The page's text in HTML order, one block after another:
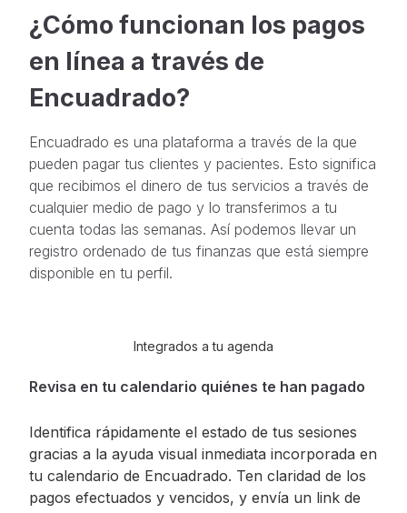
¿Cómo funcionan los pagos
en línea a través de
Encuadrado?
Encuadrado es una plataforma a través de la que
pueden pagar tus clientes y pacientes. Esto significa
que recibimos el dinero de tus servicios a través de
cualquier medio de pago y lo transferimos a tu
cuenta todas las semanas. Así podemos llevar un
registro ordenado de tus finanzas que está siempre
disponible en tu perfil.
Integrados a tu agenda
Revisa en tu calendario quiénes te han pagado
Identifica rápidamente el estado de tus sesiones
gracias a la ayuda visual inmediata incorporada en
tu calendario de Encuadrado. Ten claridad de los
pagos efectuados y vencidos, y envía un link de